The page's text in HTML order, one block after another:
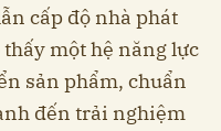
cấp độ nhà phát
một hệ năng lực
sản phẩm, chuẩn
đến trải nghiệm